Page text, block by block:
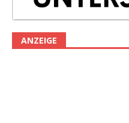
ANZEIGE